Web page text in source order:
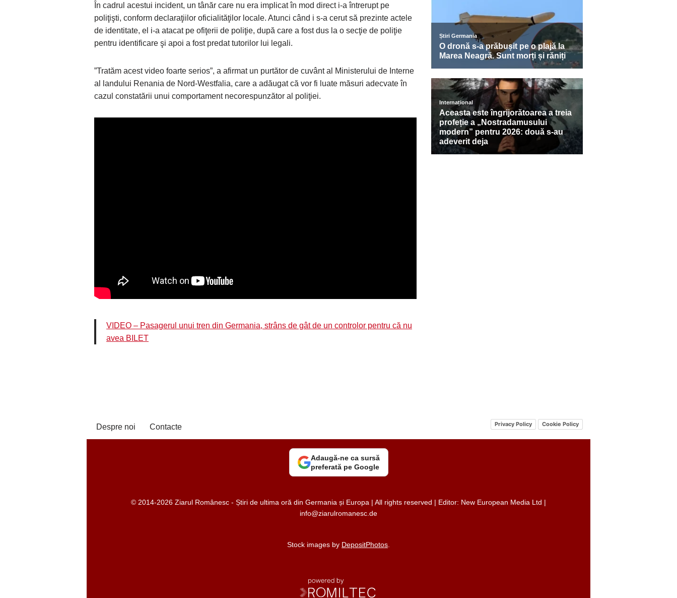
În cadrul acestui incident, un tânăr care nu era implicat în mod direct i-a întrerupt pe
poliţişti, conform declaraţiilor oficialităţilor locale. Atunci când i s-a cerut să prezinte actele
de identitate, el i-a atacat pe ofiţerii de poliţie, după care a fost dus la o secţie de poliţie
pentru identificare şi apoi a fost predat tutorilor lui legali.
”Tratăm acest video foarte serios”, a afirmat un purtător de cuvânt al Ministerului de Interne
al landului Renania de Nord-Westfalia, care a adăugat că vor fi luate măsuri adecvate în
cazul constatării unui comportament necorespunzător al poliţiei.
VIDEO – Pasagerul unui tren din Germania, strâns de gât de un controlor pentru că nu
avea BILET
Despre noi Contacte Privacy Policy Cookie Policy
Adaugă-ne ca sursă
preferată pe Google
© 2014-2026 Ziarul Românesc - Știri de ultima oră din Germania și Europa | All rights reserved | Editor: New European Media Ltd |
info@ziarulromanesc.de
Stock images by DepositPhotos